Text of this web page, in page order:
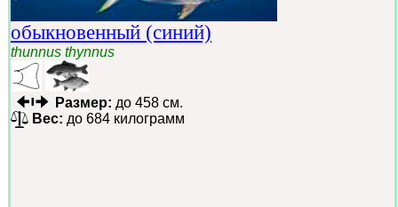
обыкновенный (синий)
thunnus thynnus
Размер: до 458 см.
Вес: до 684 килограмм